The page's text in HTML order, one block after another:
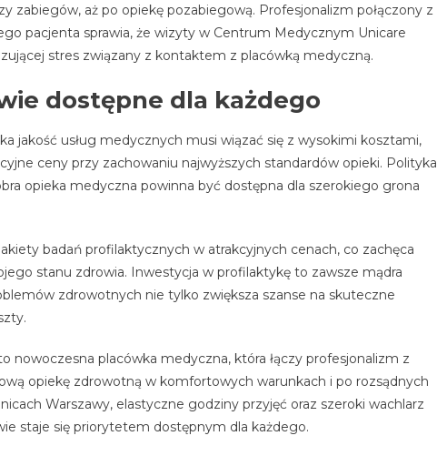
zabiegów, aż po opiekę pozabiegową. Profesjonalizm połączony z
pacjenta sprawia, że wizyty w Centrum Medycznym Unicare
stres związany z kontaktem z placówką medyczną.
dostępne dla każdego
jakość usług medycznych musi wiązać się z wysokimi kosztami,
ceny przy zachowaniu najwyższych standardów opieki. Polityka
opieka medyczna powinna być dostępna dla szerokiego grona
badań profilaktycznych w atrakcyjnych cenach, co zachęca
stanu zdrowia. Inwestycja w profilaktykę to zawsze mądra
zdrowotnych nie tylko zwiększa szanse na skuteczne
nowoczesna placówka medyczna, która łączy profesjonalizm z
opiekę zdrowotną w komfortowych warunkach i po rozsądnych
Warszawy, elastyczne godziny przyjęć oraz szeroki wachlarz
staje się priorytetem dostępnym dla każdego.